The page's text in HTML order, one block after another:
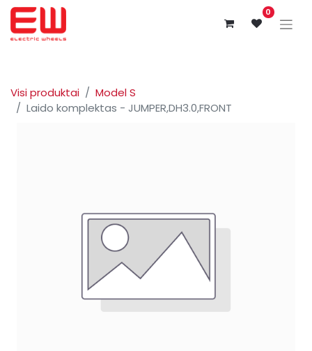
0
Visi produktai
Model S
Laido komplektas - JUMPER,DH3.0,FRONT